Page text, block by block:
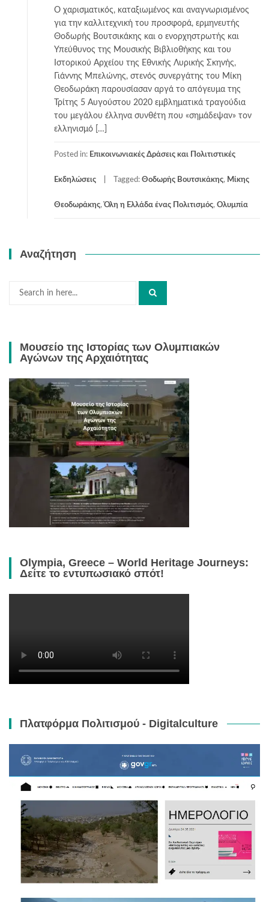
Ο χαρισματικός, καταξιωμένος και αναγνωρισμένος
για την καλλιτεχνική του προσφορά, ερμηνευτής
Θοδωρής Βουτσικάκης και ο ενορχηστρωτής και
Υπεύθυνος της Μουσικής Βιβλιοθήκης και του
Ιστορικού Αρχείου της Εθνικής Λυρικής Σκηνής,
Γιάννης Μπελώνης, στενός συνεργάτης του Μίκη
Θεοδωράκη παρουσίασαν αργά το απόγευμα της
Τρίτης 5 Αυγούστου 2020 εμβληματικά τραγούδια
του μεγάλου έλληνα συνθέτη που «σημάδεψαν» τον
ελληνισμό […]
Posted in: Επικοινωνιακές Δράσεις και Πολιτιστικές
Εκδηλώσεις Tagged: Θοδωρής Βουτσικάκης, Μίκης
Θεοδωράκης,Όλη η Ελλάδα ένας Πολιτισμός, Ολυμπία
Αναζήτηση
Μουσείο της Ιστορίας των Ολυμπιακών
Αγώνων της Αρχαιότητας
Olympia, Greece – World Heritage Journeys:
Δείτε το εντυπωσιακό σπότ!
Πλατφόρμα Πολιτισμού - Digitalculture